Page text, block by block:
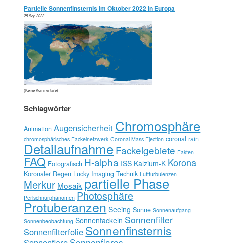
Partielle Sonnenfinsternis im Oktober 2022 in Europa
28 Sep 2022
(Keine Kommentare)
Schlagwörter
Animation Augensicherheit Chromosphäre
chromosphärisches Fackelnetzwerk Coronal Mass Ejection coronal rain
DetailaufnahmeFackelgebiete Fakten
FAQ Fotografisch H-alpha ISS Kalzium-K Korona
Koronaler Regen Lucky Imaging Technik Luftturbulenzen
Merkur Mosaikpartielle Phase
Perlschnurphänomen Photosphäre
Protuberanzen Seeing Sonne Sonnenaufgang
Sonnenbeobachtung Sonnenfackeln Sonnenfilter
Sonnenfilterfolie Sonnenfinsternis